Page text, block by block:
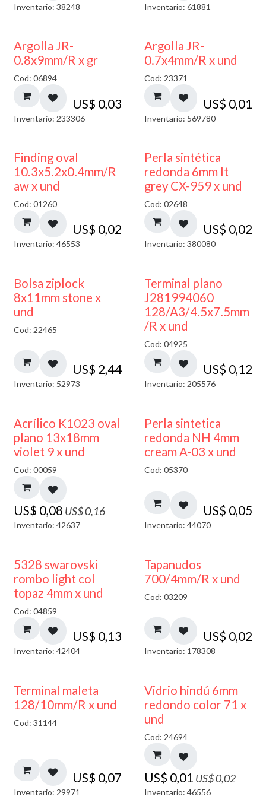
Inventario: 38248 Inventario: 61881
Argolla JR-
0.8x9mm/R x gr
Cod: 06894
US$ 0,03
Inventario: 233306
Argolla JR-
0.7x4mm/R x und
Cod: 23371
US$ 0,01
Inventario: 569780
Finding oval
10.3x5.2x0.4mm/R
aw x und
Cod: 01260
US$ 0,02
Inventario: 46553
Perla sintética
redonda 6mm lt
grey CX-959 x und
Cod: 02648
US$ 0,02
Inventario: 380080
¡NUEVO!
Bolsa ziplock
8x11mm stone x
und
Cod: 22465
US$ 2,44
Inventario: 52973
Terminal plano
J281994060
128/A3/4.5x7.5mm
/R x und
Cod: 04925
US$ 0,12
Inventario: 205576
50% DESCUENTO
Acrílico K1023 oval
plano 13x18mm
violet 9 x und
Cod: 00059
US$ 0,08US$0,16
Inventario: 42637
Perla sintetica
redonda NH 4mm
cream A-03 x und
Cod: 05370
US$ 0,05
Inventario: 44070
5328 swarovski
rombo light col
topaz 4mm x und
Cod: 04859
US$ 0,13
Inventario: 42404
Tapanudos
700/4mm/R x und
Cod: 03209
US$ 0,02
Inventario: 178308
Terminal maleta
128/10mm/R x und
Cod: 31144
US$ 0,07
Inventario: 29971
40% DESCUENTO
Vidrio hindú 6mm
redondo color 71 x
und
Cod: 24694
US$ 0,01US$0,02
Inventario: 46556